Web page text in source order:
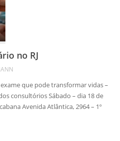
no RJ
que pode transformar vidas –
consultórios Sábado – dia 18 de
Avenida Atlântica, 2964 – 1º